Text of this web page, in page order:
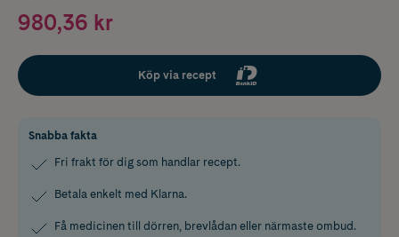
980,36 kr
Köp via recept
Snabba fakta
Fri frakt för dig som handlar recept.
Betala enkelt med Klarna.
Få medicinen till dörren, brevlådan eller närmaste ombud.